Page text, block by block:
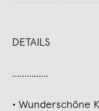
DETAILS
……………
∙ Wunderschöne